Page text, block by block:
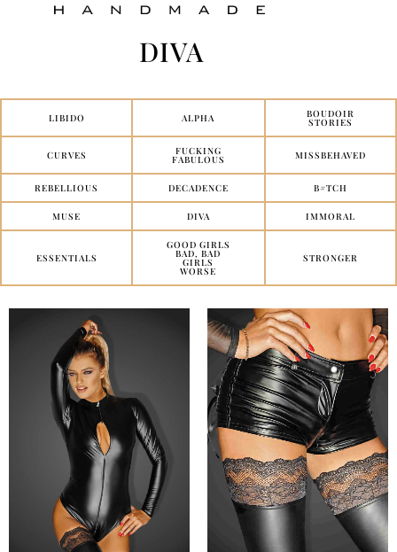
DIVA
LIBIDO ALPHA BOUDOIR
STORIES
CURVES FUCKING
FABULOUS MISSBEHAVED
REBELLIOUS DECADENCE B#TCH
MUSE DIVA IMMORAL
ESSENTIALS
GOOD GIRLS
BAD, BAD
GIRLS
WORSE
STRONGER